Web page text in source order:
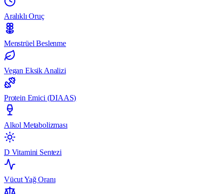
Aralıklı Oruç
Menstrüel Beslenme
Vegan Eksik Analizi
Protein Emici (DIAAS)
Alkol Metabolizması
D Vitamini Sentezi
Vücut Yağ Oranı